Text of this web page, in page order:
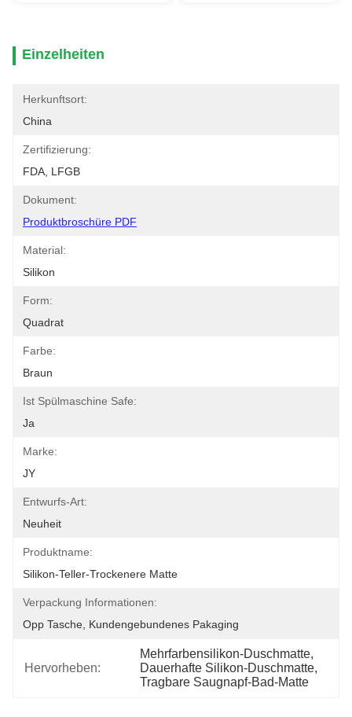
Einzelheiten
Herkunftsort:
China
Zertifizierung:
FDA, LFGB
Dokument:
Produktbroschüre PDF
Material:
Silikon
Form:
Quadrat
Farbe:
Braun
Ist Spülmaschine Safe:
Ja
Marke:
JY
Entwurfs-Art:
Neuheit
Produktname:
Silikon-Teller-Trockenere Matte
Verpackung Informationen:
Opp Tasche, Kundengebundenes Pakaging
Hervorheben:
Mehrfarbensilikon-Duschmatte,
Dauerhafte Silikon-Duschmatte,
Tragbare Saugnapf-Bad-Matte